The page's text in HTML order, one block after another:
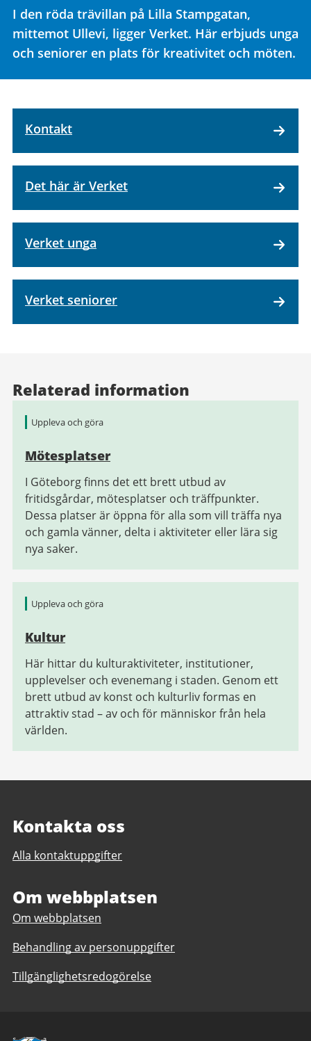
I den röda trävillan på Lilla Stampgatan,
mittemot Ullevi, ligger Verket. Här erbjuds unga
och seniorer en plats för kreativitet och möten.
Kontakt
Det här är Verket
Verket unga
Verket seniorer
Relaterad information
Uppleva och göra
Mötesplatser
I Göteborg finns det ett brett utbud av
fritidsgårdar, mötesplatser och träffpunkter.
Dessa platser är öppna för alla som vill träffa nya
och gamla vänner, delta i aktiviteter eller lära sig
nya saker.
Uppleva och göra
Kultur
Här hittar du kulturaktiviteter, institutioner,
upplevelser och evenemang i staden. Genom ett
brett utbud av konst och kulturliv formas en
attraktiv stad – av och för människor från hela
världen.
Kontakta oss
Alla kontaktuppgifter
Om webbplatsen
Om webbplatsen
Behandling av personuppgifter
Tillgänglighetsredogörelse